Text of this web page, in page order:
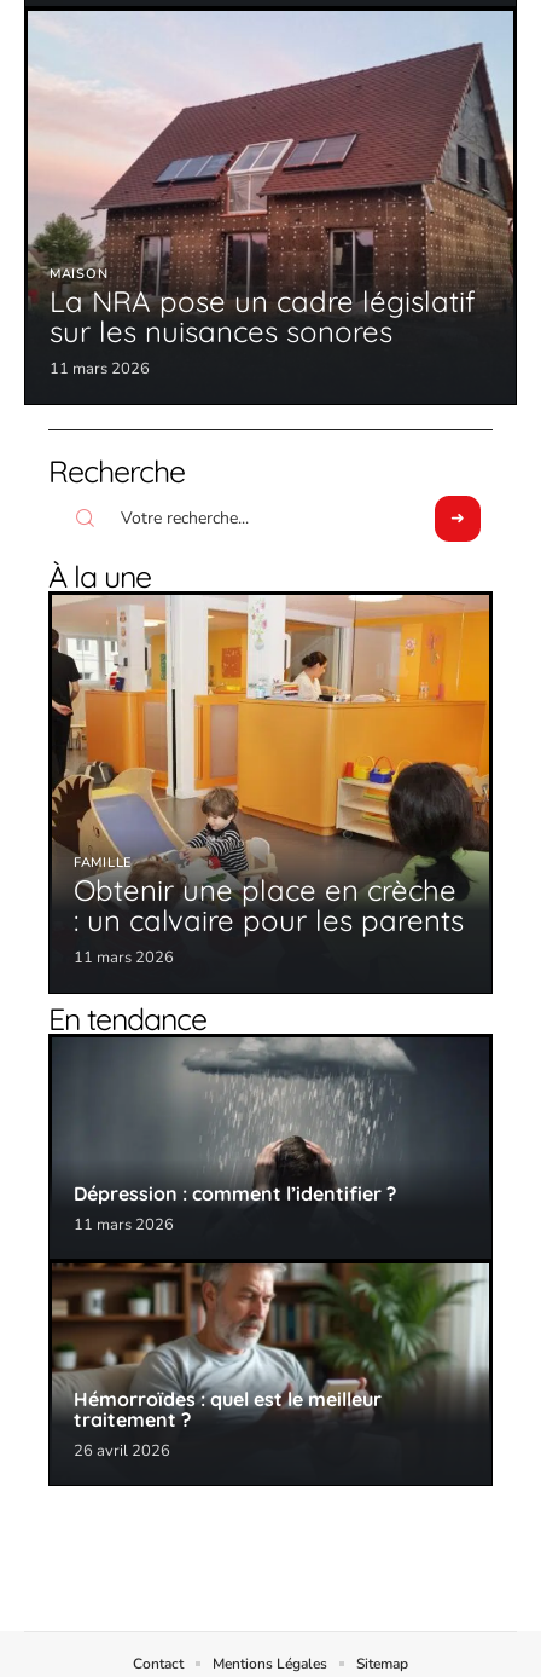
MAISON
La NRA pose un cadre législatif
sur les nuisances sonores
11 mars 2026
Recherche
À la une
FAMILLE
Obtenir une place en crèche
: un calvaire pour les parents
11 mars 2026
En tendance
Dépression : comment l’identifier ?
11 mars 2026
Hémorroïdes : quel est le meilleur
traitement ?
26 avril 2026
Contact Mentions Légales Sitemap